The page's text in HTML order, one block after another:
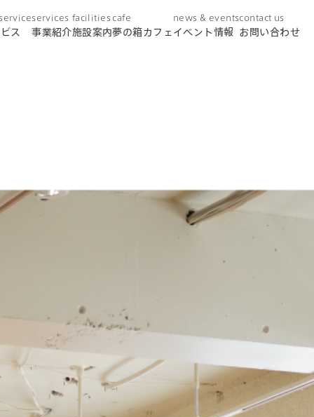
ス
services
事業紹介
ケアプランセンター
facilities
施設案内
cafe
夢の箱カフェ
news & events
イベント情報
contact us
お問い合わせ